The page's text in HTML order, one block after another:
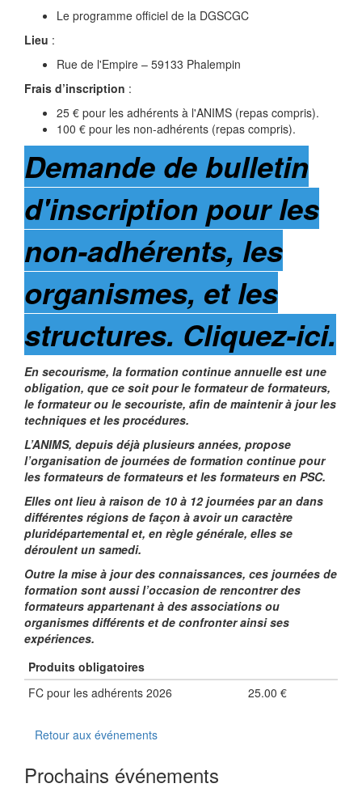
Le programme officiel de la DGSCGC
Lieu :
Rue de l'Empire – 59133 Phalempin
Frais d’inscription :
25 € pour les adhérents à l'ANIMS (repas compris).
100 € pour les non-adhérents (repas compris).
Demande de bulletin
d'inscription pour les
non-adhérents, les
organismes, et les
structures. Cliquez-ici.
En secourisme, la formation continue annuelle est une
obligation, que ce soit pour le formateur de formateurs,
le formateur ou le secouriste, afin de maintenir à jour les
techniques et les procédures.
L’ANIMS, depuis déjà plusieurs années, propose
l’organisation de journées de formation continue pour
les formateurs de formateurs et les formateurs en PSC.
Elles ont lieu à raison de 10 à 12 journées par an dans
différentes régions de façon à avoir un caractère
pluridépartemental et, en règle générale, elles se
déroulent un samedi.
Outre la mise à jour des connaissances, ces journées de
formation sont aussi l’occasion de rencontrer des
formateurs appartenant à des associations ou
organismes différents et de confronter ainsi ses
expériences.
Produits obligatoires
FC pour les adhérents 2026
25.00 €
Retour aux événements
Prochains événements